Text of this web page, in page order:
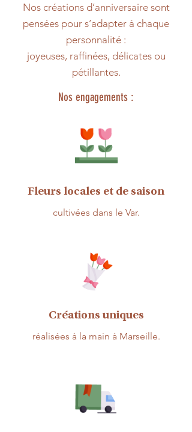
Nos créations d’anniversaire sont
pensées pour s’adapter à chaque
personnalité :
joyeuses, raffinées, délicates ou
pétillantes.
Nos engagements :
Fleurs locales et de saison
cultivées dans le Var.
Créations uniques
réalisées à la main à Marseille.